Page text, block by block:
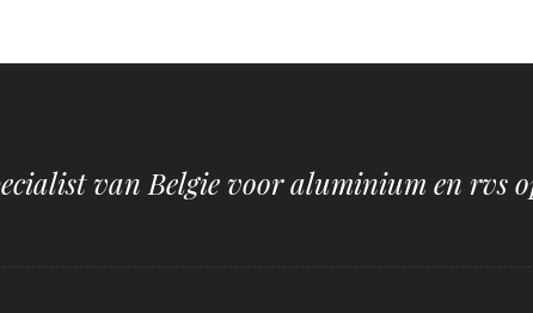
van Belgie voor aluminium en rvs